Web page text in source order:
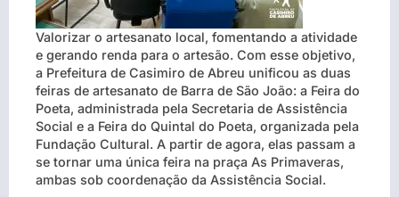
Valorizar o artesanato local, fomentando a atividade
e gerando renda para o artesão. Com esse objetivo,
a Prefeitura de Casimiro de Abreu unificou as duas
feiras de artesanato de Barra de São João: a Feira do
Poeta, administrada pela Secretaria de Assistência
Social e a Feira do Quintal do Poeta, organizada pela
Fundação Cultural. A partir de agora, elas passam a
se tornar uma única feira na praça As Primaveras,
ambas sob coordenação da Assistência Social.